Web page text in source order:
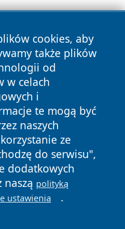
cookies, aby
także plików
od
w celach
i
te mogą być
naszych
ze
do serwisu",
dodatkowych
polityką
ustawienia .
prawa
Polityka
Cookies